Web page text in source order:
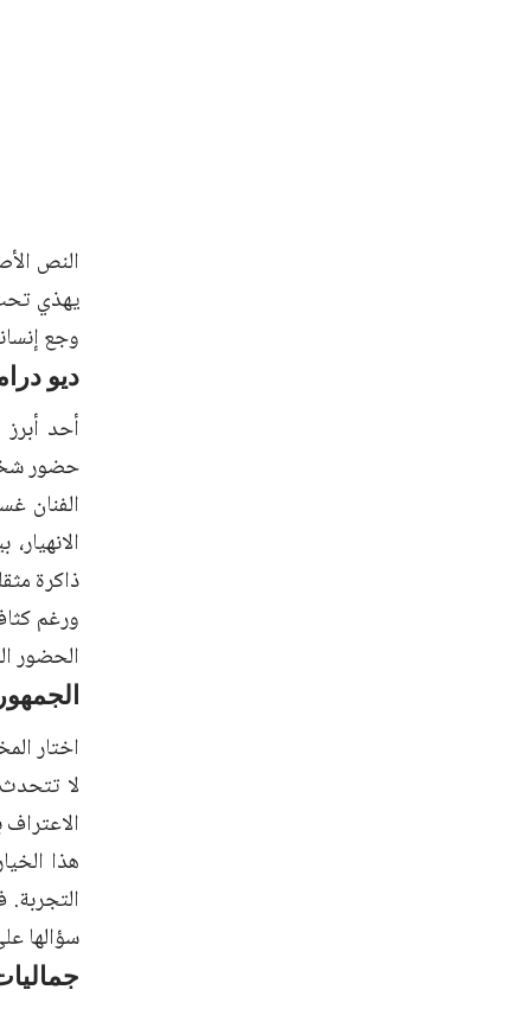
النص
يهذي
وجع
ديو
أحد
حضور
الفنان
ذاكرة
ورغم
الحضور
اختار
لا
هذا
سؤالها